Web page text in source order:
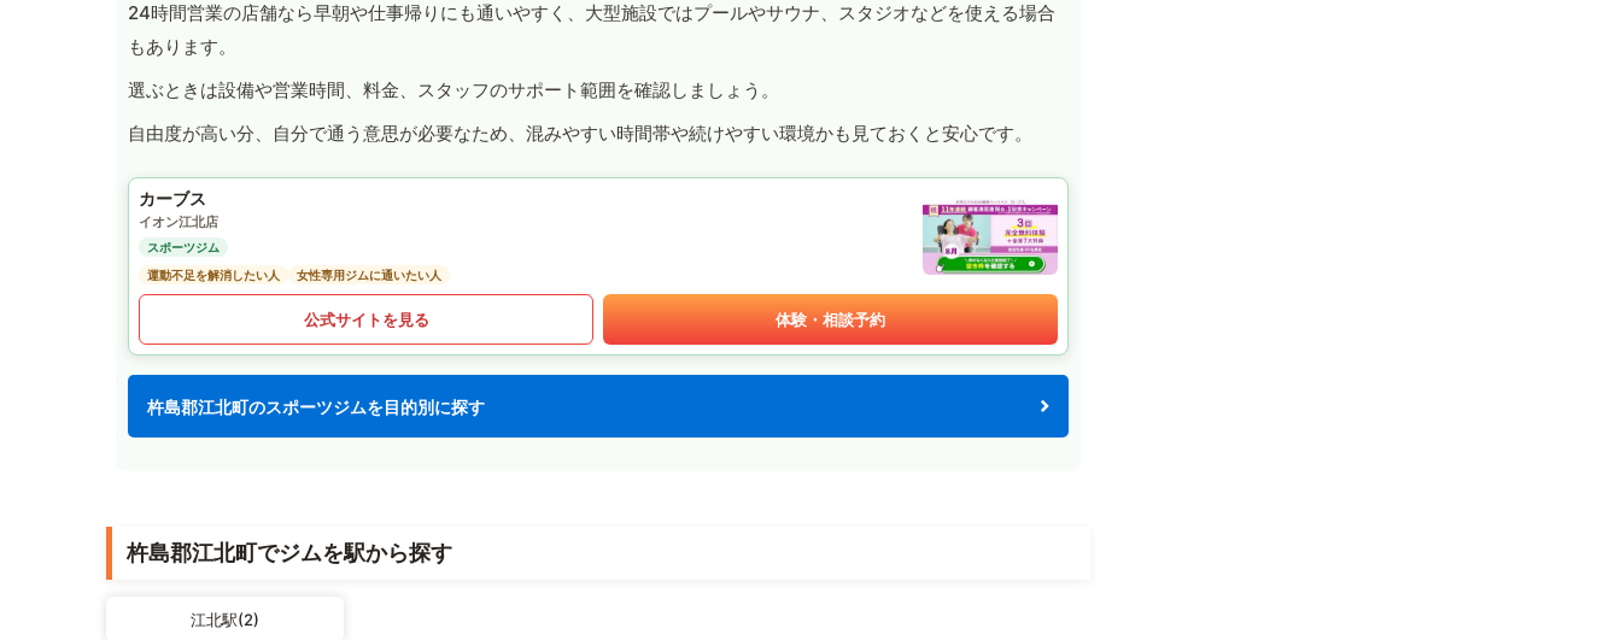
24時間営業の店舗なら早朝や仕事帰りにも通いやすく、大型施設ではプールやサウナ、スタジオなどを使える場合
もあります。
選ぶときは設備や営業時間、料金、スタッフのサポート範囲を確認しましょう。
自由度が高い分、自分で通う意思が必要なため、混みやすい時間帯や続けやすい環境かも見ておくと安心です。
カーブス
イオン江北店
スポーツジム
運動不足を解消したい人
女性専用ジムに通いたい人
公式サイトを見る 体験・相談予約
杵島郡江北町のスポーツジムを目的別に探す
杵島郡江北町でジムを駅から探す
江北駅(2)